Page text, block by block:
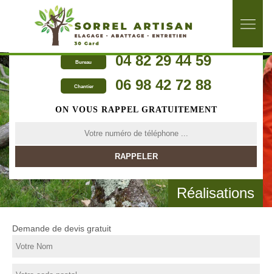
Bureau 04 82 29 44 59
Chantier 06 98 42 72 88
ON VOUS RAPPEL GRATUITEMENT
Réalisations
Demande de devis gratuit